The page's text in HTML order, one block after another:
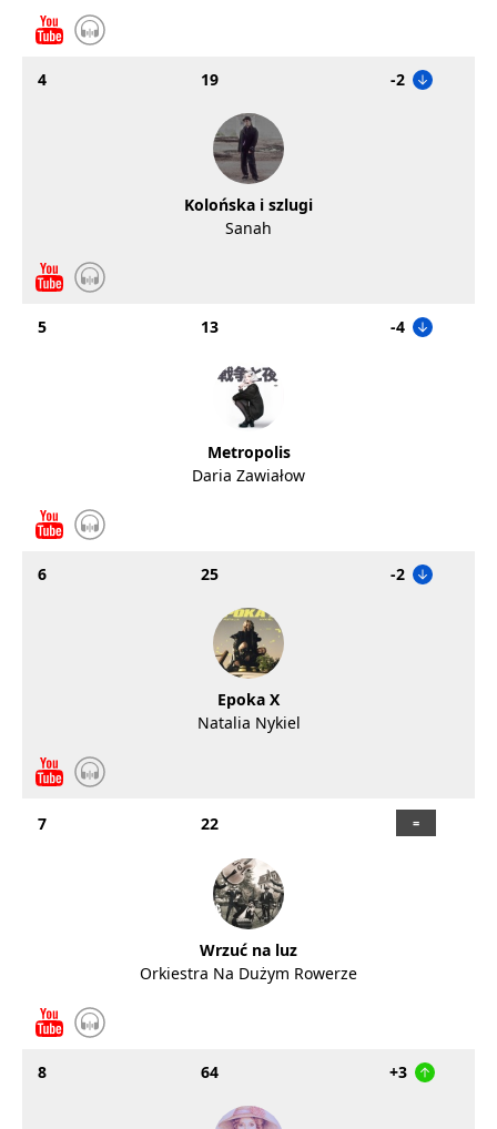
4 19 -2
Kolońska i szlugi
Sanah
5 13 -4
Metropolis
Daria Zawiałow
6 25 -2
Epoka X
Natalia Nykiel
7 22
Wrzuć na luz
Orkiestra Na Dużym Rowerze
8 64 +3